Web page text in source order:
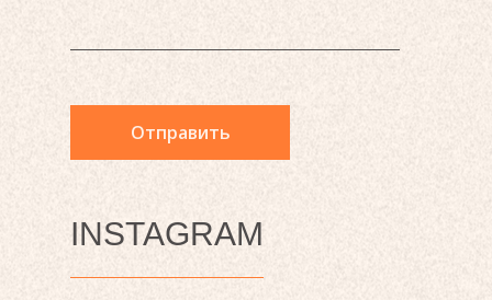
Отправить
INSTAGRAM